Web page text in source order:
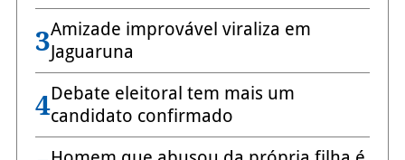
3Amizade improvável viraliza em
Jaguaruna
4Debate eleitoral tem mais um
candidato confirmado